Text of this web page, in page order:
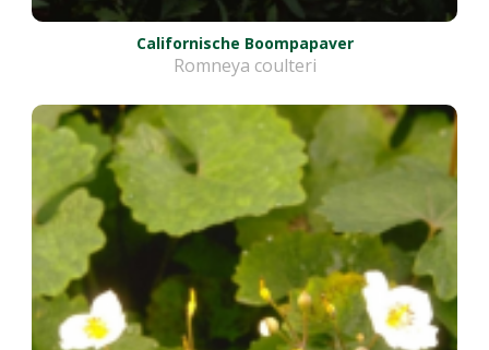
Californische Boompapaver
Romneya coulteri